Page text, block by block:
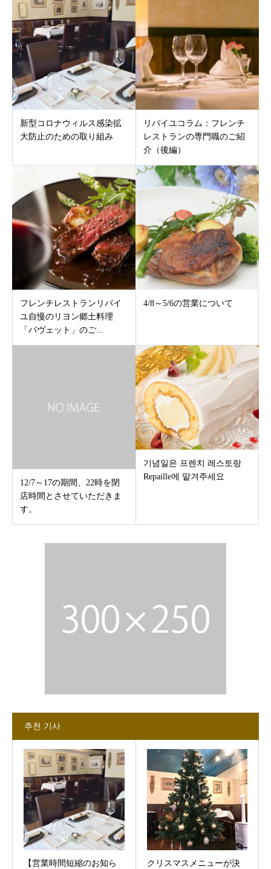
新型コロナウィルス感染拡
大防止のための取り組み
リパイユコラム：フレンチ
レストランの専門職のご紹
介（後編）
フレンチレストランリパイ
ユ自慢のリヨン郷土料理
「バヴェット」のご...
4/8～5/6の営業について
12/7～17の期間、22時を閉
店時間とさせていただきま
す。
기념일은 프렌치 레스토랑
Repaille에 맡겨주세요
추천 기사
【営業時間短縮のお知ら
クリスマスメニューが決